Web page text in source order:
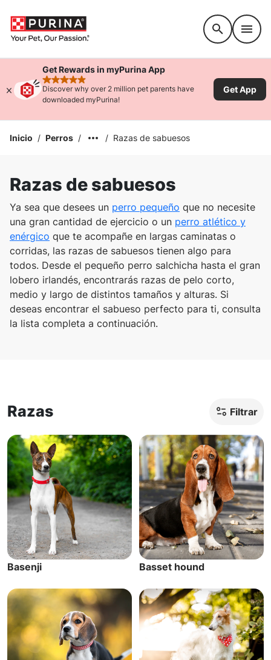
Get Rewards in myPurina App
rated 4.9 stars
Discover why over 2 million pet parents have
downloaded myPurina!
Get App
Inicio / Perros / / Razas de sabuesos
Razas de sabuesos
Ya sea que desees un perro pequeño que no necesite
una gran cantidad de ejercicio o un perro atlético y
enérgico que te acompañe en largas caminatas o
corridas, las razas de sabuesos tienen algo para
todos. Desde el pequeño perro salchicha hasta el gran
lobero irlandés, encontrarás razas de pelo corto,
medio y largo de distintos tamaños y alturas. Si
deseas encontrar el sabueso perfecto para ti, consulta
la lista completa a continuación.
Razas Filtrar
Basenji Basset hound